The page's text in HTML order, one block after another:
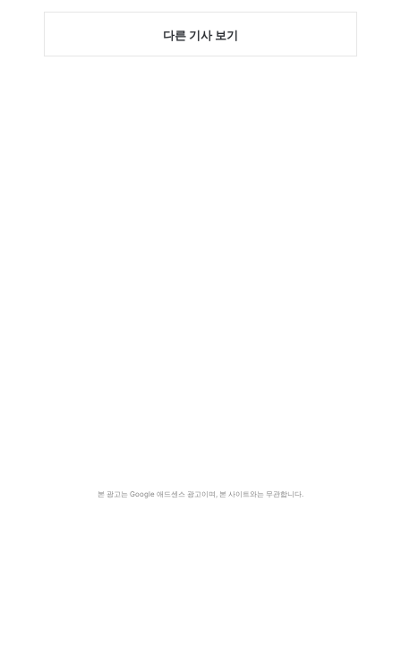
다른 기사 보기
본 광고는 Google 애드센스 광고이며, 본 사이트와는 무관합니다.